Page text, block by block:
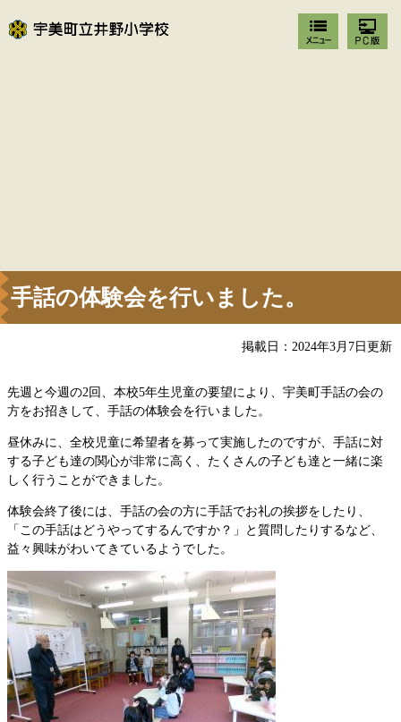
手話の体験会を行いました。
掲載日：2024年3月7日更新
先週と今週の2回、本校5年生児童の要望により、宇美町手話の会の
方をお招きして、手話の体験会を行いました。
昼休みに、全校児童に希望者を募って実施したのですが、手話に対
する子ども達の関心が非常に高く、たくさんの子ども達と一緒に楽
しく行うことができました。
体験会終了後には、手話の会の方に手話でお礼の挨拶をしたり、
「この手話はどうやってするんですか？」と質問したりするなど、
益々興味がわいてきているようでした。